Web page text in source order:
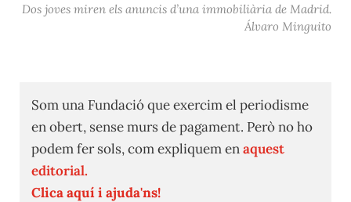
Dos joves miren els anuncis d’una immobiliària de Madrid.
Álvaro Minguito
Som una Fundació que exercim el periodisme
en obert, sense murs de pagament. Però no ho
podem fer sols, com expliquem enaquest
editorial.
Clica aquí i ajuda'ns!